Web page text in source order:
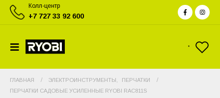
Колл-центр
+7 727 33 92 600
ГЛАВНАЯ ЭЛЕКТРОИНСТРУМЕНТЫ
ПЕРЧАТКИ
ПЕРЧАТКИ САДОВЫЕ УСИЛЕННЫЕ RYOBI RAC811S